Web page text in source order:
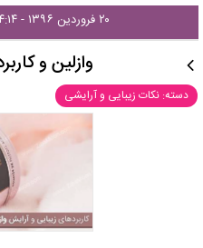
۲۰ فروردین ۱۳۹۶ - ۱۴:۱۴
وازلین و
دسته: نکات زیبایی و آرایشی